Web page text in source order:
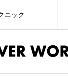
ニック